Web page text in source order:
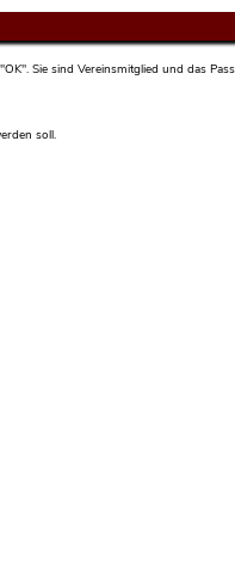
Sie sind Vereinsmitglied und das
soll.